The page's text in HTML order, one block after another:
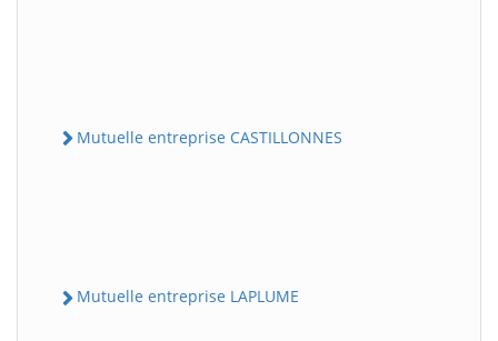
Mutuelle entreprise CASTILLONNES
Mutuelle entreprise LAPLUME